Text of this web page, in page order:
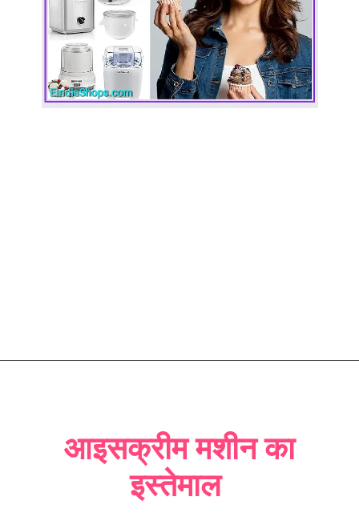
आइसक्रीम मशीन का
इस्तेमाल